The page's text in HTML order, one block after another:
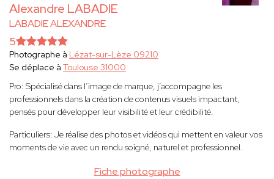
Alexandre LABADIE
LABADIE ALEXANDRE
Fiche photographe
5
Photographe à Lézat-sur-Lèze 09210
Se déplace à Toulouse 31000
Pro: Spécialisé dans l’image de marque, j’accompagne les
professionnels dans la création de contenus visuels impactant,
pensés pour développer leur visibilité et leur crédibilité.
Particuliers: Je réalise des photos et vidéos qui mettent en valeur vos
moments de vie avec un rendu soigné, naturel et professionnel.